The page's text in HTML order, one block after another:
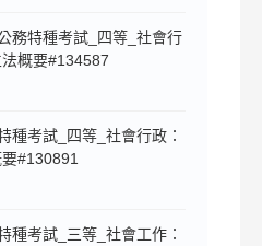
務特種考試_四等_社會行
概要#134587
種考試_四等_社會行政：
#130891
種考試_三等_社會工作：